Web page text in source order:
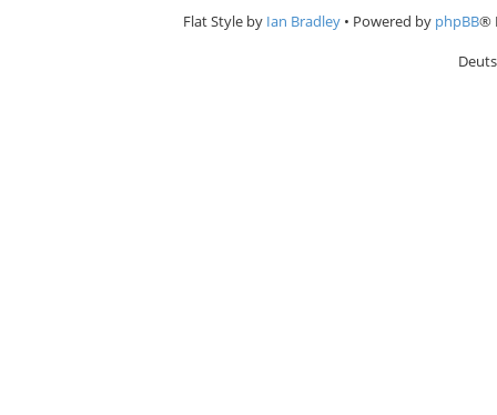
Flat Style by Ian Bradley • Powered by phpBB®